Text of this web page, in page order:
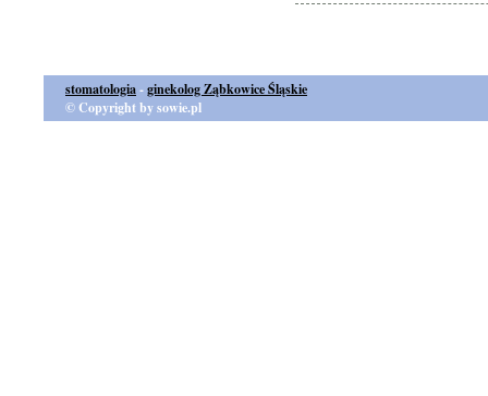
stomatologia-ginekolog Ząbkowice Śląskie
© Copyright by sowie.pl